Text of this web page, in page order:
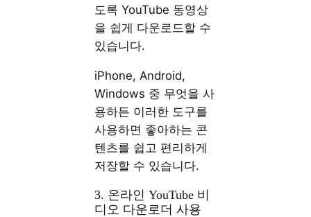
도록 YouTube 동영상
을 쉽게 다운로드할 수
있습니다.
iPhone, Android,
Windows 중 무엇을 사
용하든 이러한 도구를
사용하면 좋아하는 콘
텐츠를 쉽고 편리하게
저장할 수 있습니다.
3. 온라인 YouTube 비
디오 다운로더 사용